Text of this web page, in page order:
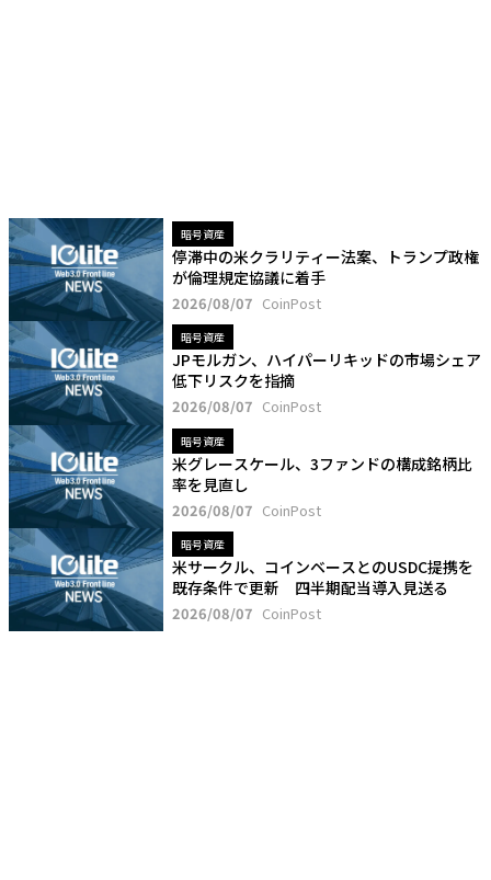
暗号資産
停滞中の米クラリティー法案、トランプ政権
が倫理規定協議に着手
2026/08/07 CoinPost
暗号資産
JPモルガン、ハイパーリキッドの市場シェア
低下リスクを指摘
2026/08/07 CoinPost
暗号資産
米グレースケール、3ファンドの構成銘柄比
率を見直し
2026/08/07 CoinPost
暗号資産
米サークル、コインベースとのUSDC提携を
既存条件で更新 四半期配当導入見送る
2026/08/07 CoinPost